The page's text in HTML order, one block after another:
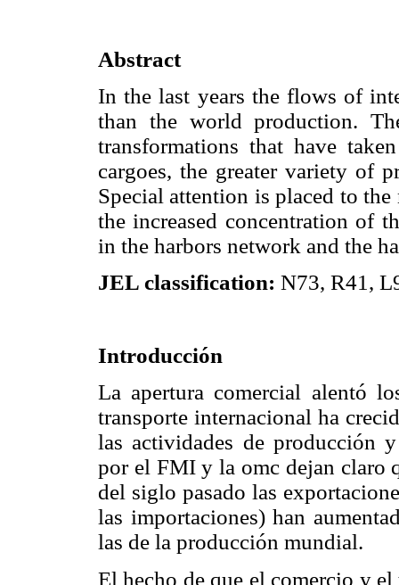
Abstract
In the last years the flows of
than the world production.
transformations that have
cargoes, the greater variety of
Special attention is placed to
the increased concentration of
in the harbors network and the
JEL classification: N73, R41,
Introducción
La apertura comercial alentó
transporte internacional ha
las actividades de producción
por el FMI y la omc dejan claro
del siglo pasado las
las importaciones) han
las de la producción mundial.
El hecho de que el comercio y